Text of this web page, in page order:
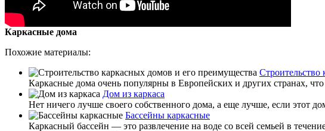
Каркасные дома
Похожие материалы:
Строительство
Каркасные дома очень популярны в Европейских и других странах,
Дом из каркаса
Нет ничего лучше своего собственного дома, а еще лучше, если
Бассейны каркасные
Каркасный бассейн — это развлечение на воде со всей семьей в